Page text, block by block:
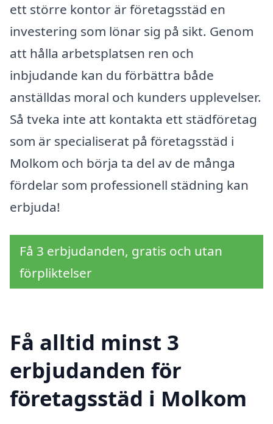
ett större kontor är företagsstäd en
investering som lönar sig på sikt. Genom
att hålla arbetsplatsen ren och
inbjudande kan du förbättra både
anställdas moral och kunders upplevelser.
Så tveka inte att kontakta ett städföretag
som är specialiserat på företagsstäd i
Molkom och börja ta del av de många
fördelar som professionell städning kan
erbjuda!
Få 3 erbjudanden, gratis och utan
förpliktelser
Få alltid minst 3
erbjudanden för
företagsstäd i Molkom